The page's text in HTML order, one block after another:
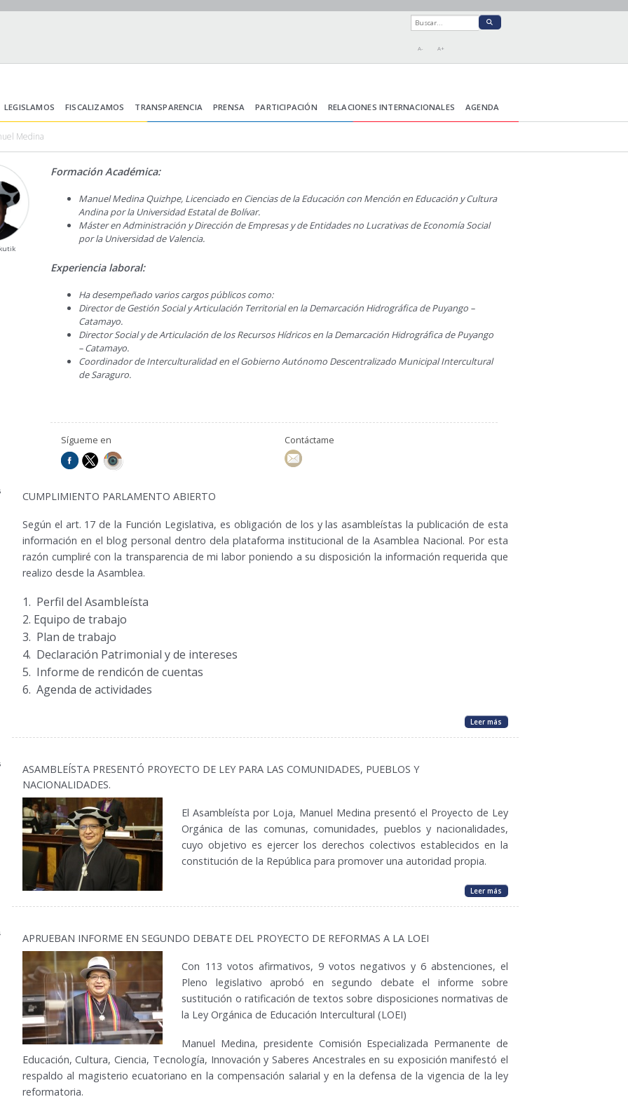
A- A+
LEGISLAMOS FISCALIZAMOS TRANSPARENCIA PRENSA PARTICIPACIÓN RELACIONES INTERNACIONALES AGENDA
Medina
Formación Académica:
Manuel Medina Quizhpe, Licenciado en Ciencias de la Educación con Mención en Educación y Cultura
Andina por la Universidad Estatal de Bolívar.
Máster en Administración y Dirección de Empresas y de Entidades no Lucrativas de Economía Social
por la Universidad de Valencia.
Experiencia laboral:
Ha desempeñado varios cargos públicos como:
Director de Gestión Social y Articulación Territorial en la Demarcación Hidrográfica de Puyango –
Catamayo.
Director Social y de Articulación de los Recursos Hídricos en la Demarcación Hidrográfica de Puyango
– Catamayo.
Coordinador de Interculturalidad en el Gobierno Autónomo Descentralizado Municipal Intercultural
de Saraguro.
Sígueme en Contáctame
CUMPLIMIENTO PARLAMENTO ABIERTO
Según el art. 17 de la Función Legislativa, es obligación de los y las asambleístas la publicación de esta
información en el blog personal dentro dela plataforma institucional de la Asamblea Nacional. Por esta
razón cumpliré con la transparencia de mi labor poniendo a su disposición la información requerida que
realizo desde la Asamblea.
Perfil del Asambleísta
Equipo de trabajo
Plan de trabajo
Declaración Patrimonial y de intereses
Informe de rendicón de cuentas
Agenda de actividades
Leer más
ASAMBLEÍSTA PRESENTÓ PROYECTO DE LEY PARA LAS COMUNIDADES, PUEBLOS Y
NACIONALIDADES.
El Asambleísta por Loja, Manuel Medina presentó el Proyecto de Ley
Orgánica de las comunas, comunidades, pueblos y nacionalidades,
cuyo objetivo es ejercer los derechos colectivos establecidos en la
constitución de la República para promover una autoridad propia.
Leer más
APRUEBAN INFORME EN SEGUNDO DEBATE DEL PROYECTO DE REFORMAS A LA LOEI
Con 113 votos afirmativos, 9 votos negativos y 6 abstenciones, el
Pleno legislativo aprobó en segundo debate el informe sobre
sustitución o ratificación de textos sobre disposiciones normativas de
la Ley Orgánica de Educación Intercultural (LOEI)
Manuel Medina, presidente Comisión Especializada Permanente de
Educación, Cultura, Ciencia, Tecnología, Innovación y Saberes Ancestrales en su exposición manifestó el
respaldo al magisterio ecuatoriano en la compensación salarial y en la defensa de la vigencia de la ley
reformatoria.